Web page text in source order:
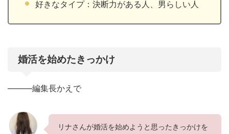
好きなタイプ：決断力がある人、男らしい人
婚活を始めたきっかけ
———編集長かえで
リナさんが婚活を始めようと思ったきっかけを